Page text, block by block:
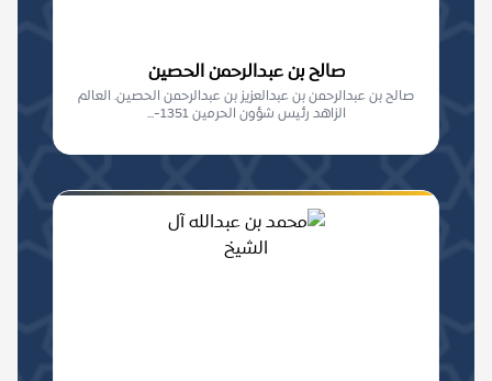
صالح بن عبدالرحمن الحصين
صالح بن عبدالرحمن بن عبدالعزيز بن عبدالرحمن الحصين. العالم
الزاهد رئيس شؤون الحرمين 1351-...